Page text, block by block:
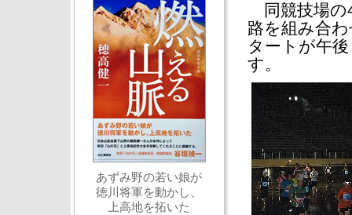
同競技場の
路を組み合
タートが午
す。
あずみ野の若い娘が
徳川将軍を動かし、
上高地を拓いた